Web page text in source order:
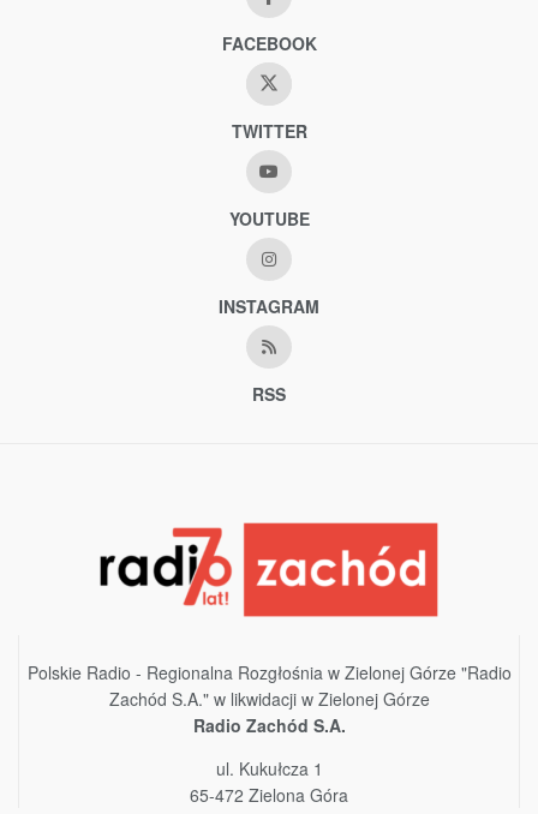
FACEBOOK
TWITTER
YOUTUBE
INSTAGRAM
RSS
Polskie Radio - Regionalna Rozgłośnia w Zielonej Górze "Radio
Zachód S.A." w likwidacji w Zielonej Górze
Radio Zachód S.A.
ul. Kukułcza 1
65-472 Zielona Góra